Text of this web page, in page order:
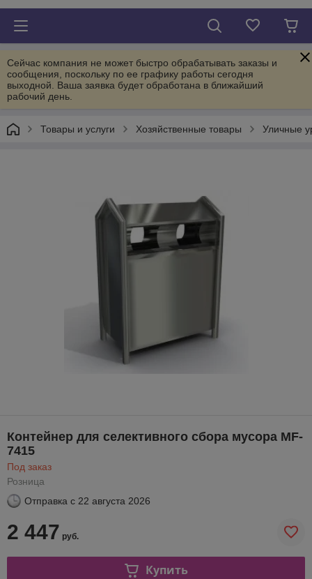
Сейчас компания не может быстро обрабатывать заказы и
сообщения, поскольку по ее графику работы сегодня
выходной. Ваша заявка будет обработана в ближайший
рабочий день.
Товары и услуги Хозяйственные товары Уличные
Контейнер для селективного сбора мусора MF-
7415
Под заказ
Розница
Отправка с 22 августа 2026
2 447 руб.
Купить